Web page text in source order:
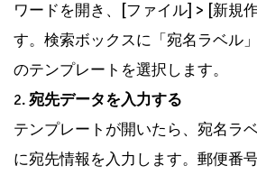
ワードを開き、[ファイル] > [新規
す。検索ボックスに「宛名ラベル
のテンプレートを選択します。
2.宛先データを入力する
テンプレートが開いたら、宛名ラ
に宛先情報を入力します。郵便番